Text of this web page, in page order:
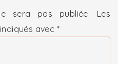
sera pas publiée.
Les
avec *